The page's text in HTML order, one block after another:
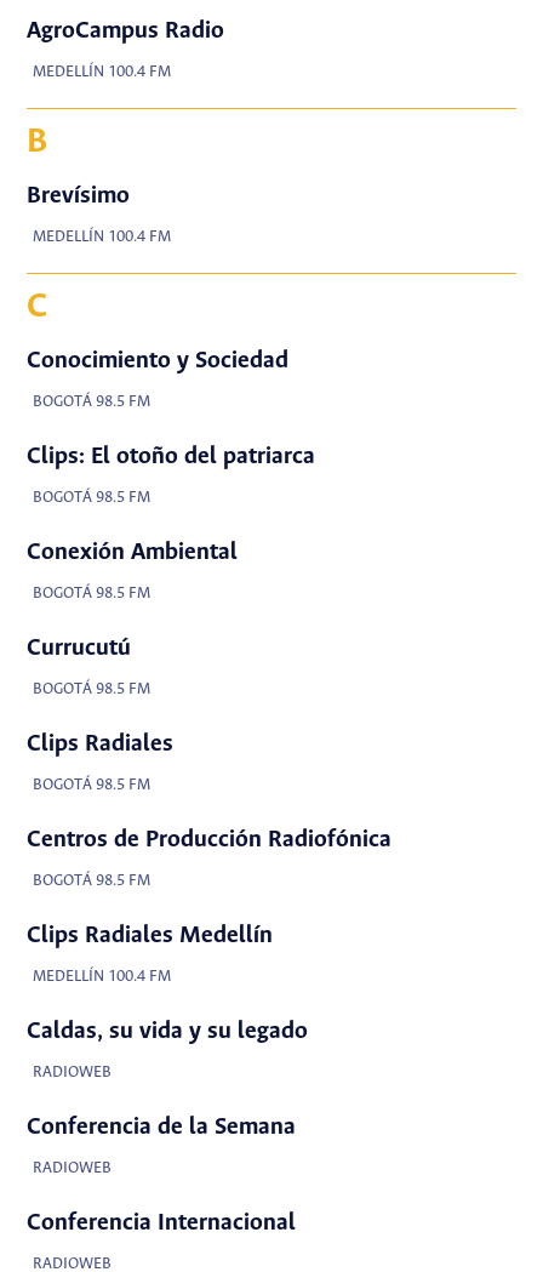
AgroCampus Radio
MEDELLÍN 100.4 FM
B
Brevísimo
MEDELLÍN 100.4 FM
C
Conocimiento y Sociedad
BOGOTÁ 98.5 FM
Clips: El otoño del patriarca
BOGOTÁ 98.5 FM
Conexión Ambiental
BOGOTÁ 98.5 FM
Currucutú
BOGOTÁ 98.5 FM
Clips Radiales
BOGOTÁ 98.5 FM
Centros de Producción Radiofónica
BOGOTÁ 98.5 FM
Clips Radiales Medellín
MEDELLÍN 100.4 FM
Caldas, su vida y su legado
RADIOWEB
Conferencia de la Semana
RADIOWEB
Conferencia Internacional
RADIOWEB